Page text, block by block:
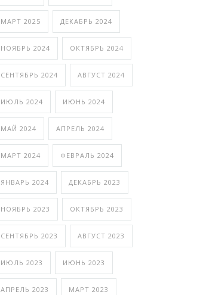
МАРТ 2025 ДЕКАБРЬ 2024
НОЯБРЬ 2024 ОКТЯБРЬ 2024
СЕНТЯБРЬ 2024 АВГУСТ 2024
ИЮЛЬ 2024 ИЮНЬ 2024
МАЙ 2024 АПРЕЛЬ 2024
МАРТ 2024 ФЕВРАЛЬ 2024
ЯНВАРЬ 2024 ДЕКАБРЬ 2023
НОЯБРЬ 2023 ОКТЯБРЬ 2023
СЕНТЯБРЬ 2023 АВГУСТ 2023
ИЮЛЬ 2023 ИЮНЬ 2023
АПРЕЛЬ 2023 МАРТ 2023